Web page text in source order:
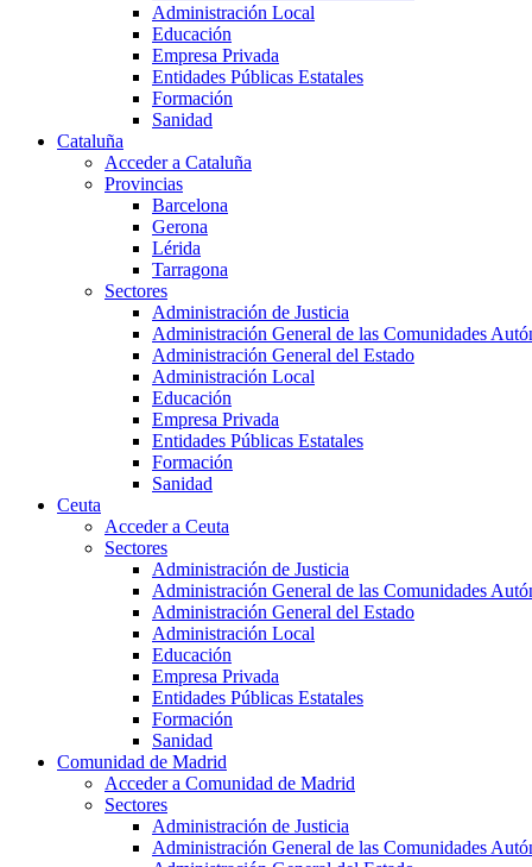
Administración Local
Educación
Empresa Privada
Entidades Públicas Estatales
Formación
Sanidad
Cataluña
Acceder a Cataluña
Provincias
Barcelona
Gerona
Lérida
Tarragona
Sectores
Administración de Justicia
Administración General de las Comunidades
Administración General del Estado
Administración Local
Educación
Empresa Privada
Entidades Públicas Estatales
Formación
Sanidad
Ceuta
Acceder a Ceuta
Sectores
Administración de Justicia
Administración General de las Comunidades
Administración General del Estado
Administración Local
Educación
Empresa Privada
Entidades Públicas Estatales
Formación
Sanidad
Comunidad de Madrid
Acceder a Comunidad de Madrid
Sectores
Administración de Justicia
Administración General de las Comunidades